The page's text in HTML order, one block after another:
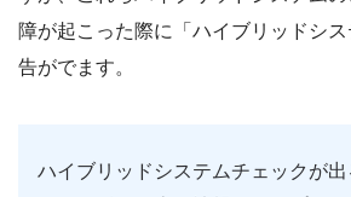
障が起こった際に「ハイブリッドシ
告がでます。
ハイブリッドシステムチェックが